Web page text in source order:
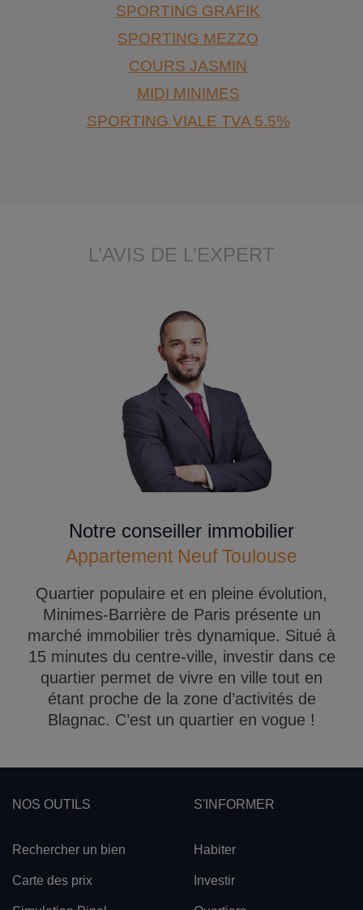
SPORTING GRAFIK
SPORTING MEZZO
COURS JASMIN
MIDI MINIMES
SPORTING VIALE TVA 5.5%
L’AVIS DE L’EXPERT
Notre conseiller immobilier
Appartement Neuf Toulouse
Quartier populaire et en pleine évolution,
Minimes-Barrière de Paris présente un
marché immobilier très dynamique. Situé à
15 minutes du centre-ville, investir dans ce
quartier permet de vivre en ville tout en
étant proche de la zone d’activités de
Blagnac. C’est un quartier en vogue !
NOS OUTILS
Rechercher un bien
Carte des prix
S'INFORMER
Habiter
Investir